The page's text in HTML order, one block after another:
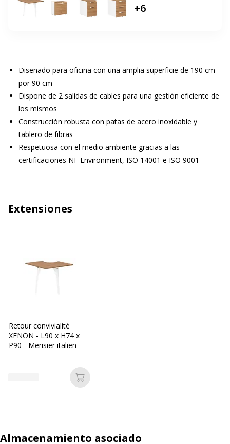
+6
Diseñado para oficina con una amplia superficie de 190 cm
por 90 cm
Dispone de 2 salidas de cables para una gestión eficiente de
los mismos
Construcción robusta con patas de acero inoxidable y
tablero de fibras
Respetuosa con el medio ambiente gracias a las
certificaciones NF Environment, ISO 14001 e ISO 9001
Extensiones
Retour convivialité
XENON - L90 x H74 x
P90 - Merisier italien
Añadir a la cesta
Almacenamiento asociado